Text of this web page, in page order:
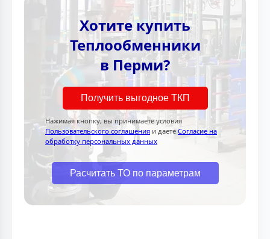
Хотите купить
Теплообменники
в Перми?
Получить выгодное ТКП
Нажимая кнопку, вы принимаете условия
Пользовательского соглашения и даетеСогласие на
обработку персональных данных
Расчитать ТО по параметрам